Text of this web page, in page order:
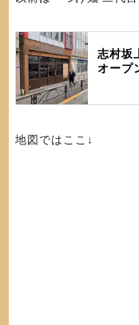
志村坂
オープ
地図ではここ↓